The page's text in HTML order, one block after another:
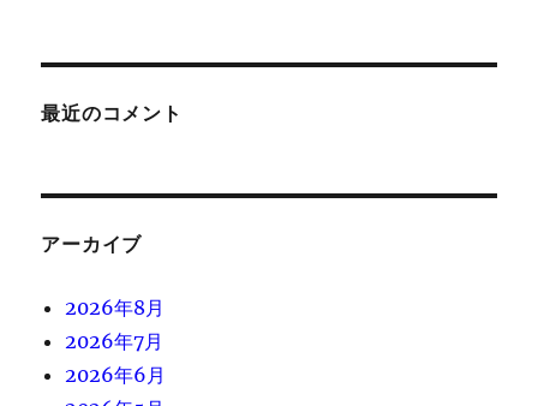
最近のコメント
アーカイブ
2026年8月
2026年7月
2026年6月